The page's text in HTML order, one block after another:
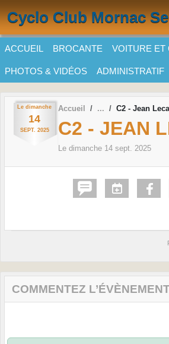
Cyclo Club Mornac
ACCUEIL BROCANTE VOITURE ET
PHOTOS & VIDÉOS ADMINISTRATIF
Le dimanche
14
SEPT. 2025
Accueil C2 - Jean
C2 - JEAN
Le dimanche 14 sept. 2025
COMMENTEZ